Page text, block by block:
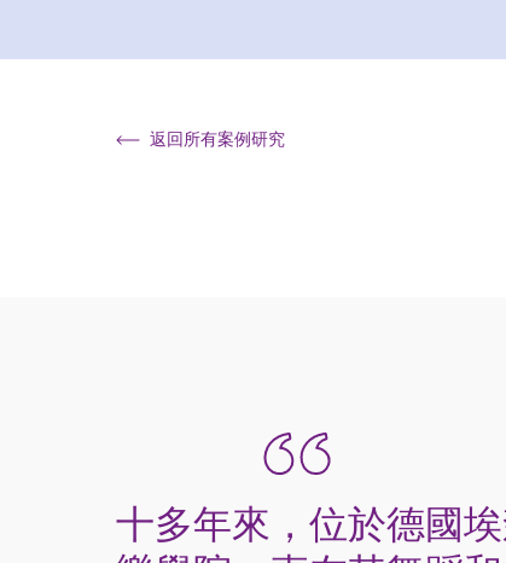
返回所有案例研究
十多年來，位於德國